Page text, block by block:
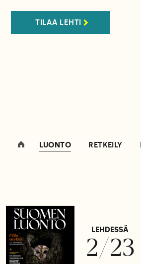
TILAA LEHTI
LUONTO RETKEILY
LEHDESSÄ
2/23